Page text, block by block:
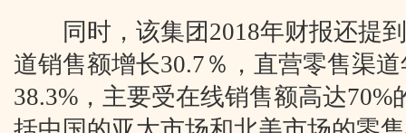
同时，该集团2018年财报还提到
道销售额增长30.7％，直营零售渠
38.3%，主要受在线销售额高达70%